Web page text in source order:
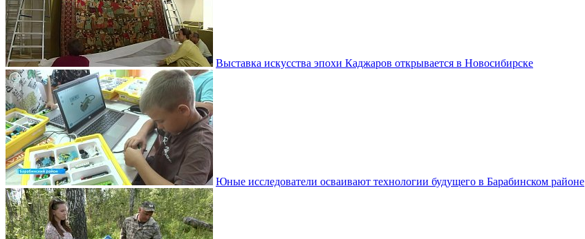
Выставка искусства эпохи Каджаров открывается в Новосибирске
Юные исследователи осваивают технологии будущего в Барабинском районе